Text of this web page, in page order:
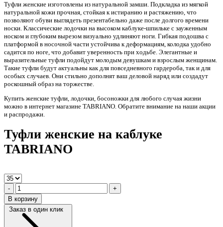
Туфли женские изготовлены из натуральной замши. Подкладка из мягкой
натуральной кожи прочная, стойкая к истиранию и растяжению, что
позволяют обуви выглядеть презентабельно даже после долгого времени
носки. Классические лодочки на высоком каблуке-шпильке с зауженным
носком и глубоким вырезом визуально удлиняют ноги. Гибкая подошва с
платформой в носочной части устойчива к деформациям, колодка удобно
садится по ноге, что добавит уверенность при ходьбе. Элегантные и
выразительные туфли подойдут молодым девушкам и взрослым женщинам.
Такие туфли будут актуальны как для повседневного гардероба, так и для
особых случаев. Они стильно дополнят ваш деловой наряд или создадут
роскошный образ на торжестве.
Купить женские туфли, лодочки, босоножки для любого случая жизни
можно в интернет магазине TABRIANO. Обратите внимание на наши акции
и распродажи.
Туфли женские на каблуке
TABRIANO
-
+
В корзину
Заказ в один клик